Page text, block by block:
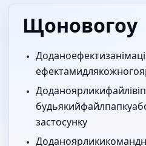
Що нового у v2.0.0
Додано Dock-ефекти з
ефектами для кожного
Додано ярлики файлів і
будь-який файл, папку
застосунку.
Додано ярлики